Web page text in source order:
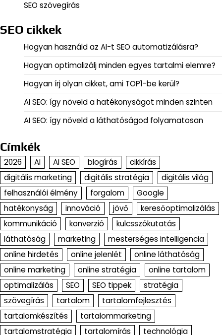
SEO szövegírás
SEO cikkek
Hogyan használd az AI-t SEO automatizálásra?
Hogyan optimalizálj minden egyes tartalmi elemre?
Hogyan írj olyan cikket, ami TOP1-be kerül?
AI SEO: így növeld a hatékonyságot minden szinten
AI SEO: így növeld a láthatóságod folyamatosan
Címkék
2026 AI AI SEO blogírás
cikkírás
digitális marketing
digitális stratégia
digitális világ
felhasználói élmény
forgalom
Google
hatékonyság
innováció jövő
keresőoptimalizálás
kommunikáció
konverzió
kulcsszókutatás
láthatóság
marketing
mesterséges intelligencia
online hirdetés
online jelenlét
online láthatóság
online marketing
online stratégia
online tartalom
optimalizálás
SEO SEO tippek
stratégia
szövegírás
tartalom
tartalomfejlesztés
tartalomkészítés
tartalommarketing
tartalomstratégia
tartalomírás
technológia